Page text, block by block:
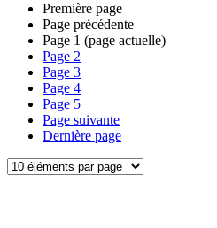
Première page
Page précédente
Page 1 (page actuelle)
Page 2
Page 3
Page 4
Page 5
Page suivante
Dernière page